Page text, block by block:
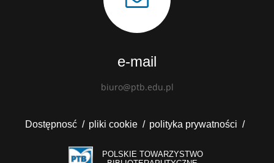
e-mail
biuro@ptb.edu.pl
Dostępnosć pliki cookie polityka prywatności
POLSKIE TOWARZYSTWO